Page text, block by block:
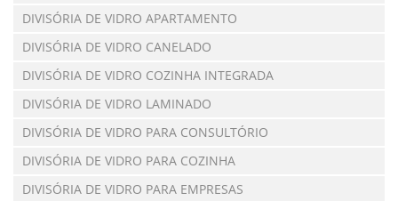
DIVISÓRIA DE VIDRO APARTAMENTO
DIVISÓRIA DE VIDRO CANELADO
DIVISÓRIA DE VIDRO COZINHA INTEGRADA
DIVISÓRIA DE VIDRO LAMINADO
DIVISÓRIA DE VIDRO PARA CONSULTÓRIO
DIVISÓRIA DE VIDRO PARA COZINHA
DIVISÓRIA DE VIDRO PARA EMPRESAS